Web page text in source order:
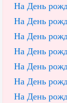
На День
На День
На День
На День
На День
На День
На День